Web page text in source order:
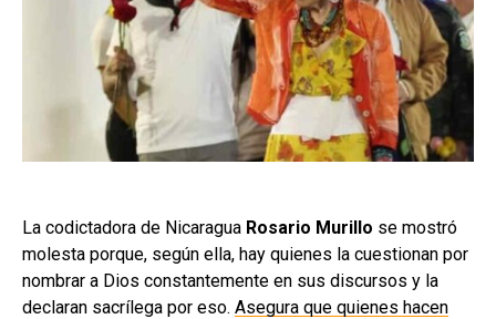
La codictadora de Nicaragua Rosario Murillo se mostró
molesta porque, según ella, hay quienes la cuestionan por
nombrar a Dios constantemente en sus discursos y la
declaran sacrílega por eso. Asegura que quienes hacen